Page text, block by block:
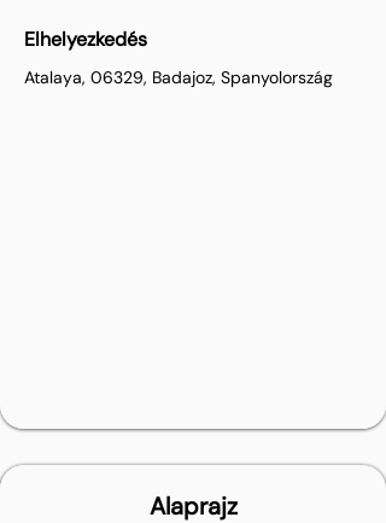
Elhelyezkedés
Atalaya, 06329, Badajoz, Spanyolország
Alaprajz